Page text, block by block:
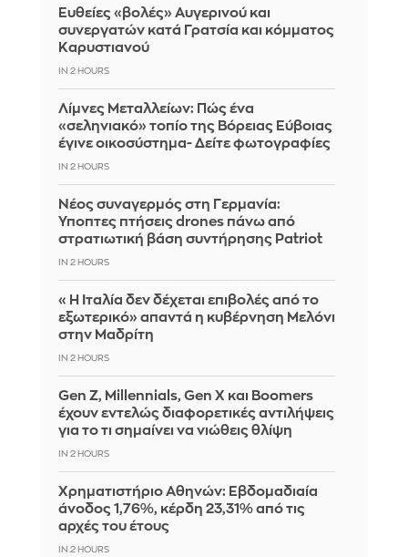
Ευθείες «βολές» Αυγερινού και
συνεργατών κατά Γρατσία και κόμματος
Καρυστιανού
IN 2 HOURS
Λίμνες Μεταλλείων: Πώς ένα
«σεληνιακό» τοπίο της Βόρειας Εύβοιας
έγινε οικοσύστημα- Δείτε φωτογραφίες
IN 2 HOURS
Νέος συναγερμός στη Γερμανία:
Ύποπτες πτήσεις drones πάνω από
στρατιωτική βάση συντήρησης Patriot
IN 2 HOURS
«Η Ιταλία δεν δέχεται επιβολές από το
εξωτερικό» απαντά η κυβέρνηση Μελόνι
στην Μαδρίτη
IN 2 HOURS
Gen Z, Millennials, Gen X και Boomers
έχουν εντελώς διαφορετικές αντιλήψεις
για το τι σημαίνει να νιώθεις θλίψη
IN 2 HOURS
Χρηματιστήριο Αθηνών: Εβδομαδιαία
άνοδος 1,76%, κέρδη 23,31% από τις
αρχές του έτους
IN 2 HOURS